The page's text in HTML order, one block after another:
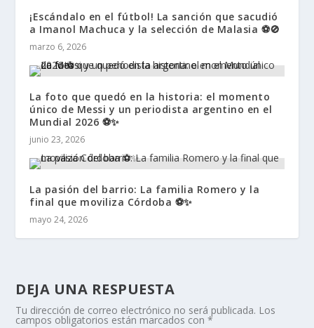
¡Escándalo en el fútbol! La sanción que sacudió
a Imanol Machuca y la selección de Malasia ⚽🚫
marzo 6, 2026
La foto que quedó en la historia: el momento
único de Messi y un periodista argentino en el
Mundial 2026 ⚽✨
junio 23, 2026
La pasión del barrio: La familia Romero y la
final que moviliza Córdoba ⚽✨
mayo 24, 2026
DEJA UNA RESPUESTA
Tu dirección de correo electrónico no será publicada. Los
campos obligatorios están marcados con*